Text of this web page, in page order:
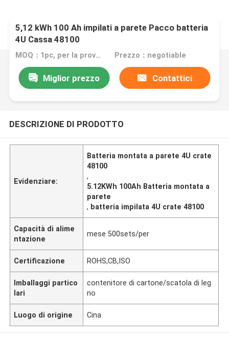
5,12 kWh 100 Ah impilati a parete Pacco batteria
4U Cassa 48100
MOQ：1pc, per la prova di campione Prezzo：negotiable
Miglior prezzo Contattici
DESCRIZIONE DI PRODOTTO
Evidenziare:
Batteria montata a parete 4U crate
48100
,
5.12KWh 100Ah Batteria montata a
parete
, batteria impilata 4U crate 48100
Capacità di alime
ntazione
mese 500sets/per
Certificazione ROHS,CB,ISO
Imballaggi partico
lari
contenitore di cartone/scatola di leg
no
Luogo di origine Cina